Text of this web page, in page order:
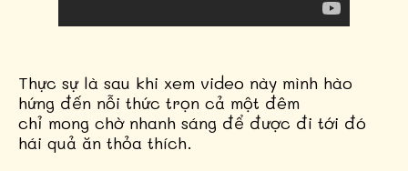
Thực sự là sau khi xem video này mình hào
hứng đến nỗi thức trọn cả một đêm
chỉ mong chờ nhanh sáng để được đi tới đó
hái quả ăn thỏa thích.